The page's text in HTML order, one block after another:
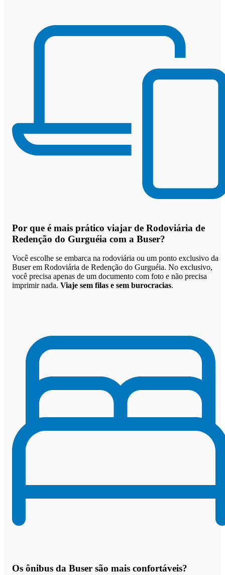
Por que é mais prático viajar de Rodoviária de
Redenção do Gurguéia com a Buser?
Você escolhe se embarca na rodoviária ou um ponto exclusivo da
Buser em Rodoviária de Redenção do Gurguéia. No exclusivo,
você precisa apenas de um documento com foto e não precisa
imprimir nada. Viaje sem filas e sem burocracias.
Os ônibus da Buser são mais confortáveis?